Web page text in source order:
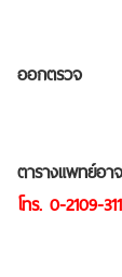
ออกตรวจ :
ตารางแพทย์อา
โทร. 0-2109-